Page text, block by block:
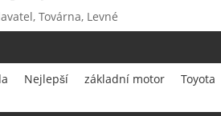
Továrna, Levné
Nejlepší základní motor Toyota